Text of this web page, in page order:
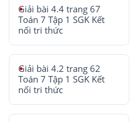
Giải bài 4.4 trang 67
Toán 7 Tập 1 SGK Kết
nối tri thức
Giải bài 4.2 trang 62
Toán 7 Tập 1 SGK Kết
nối tri thức